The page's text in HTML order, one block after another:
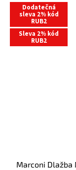
Dodatečná
sleva 2% kód
RUB2
Sleva 2% kód
RUB2
Marconi Dlažba